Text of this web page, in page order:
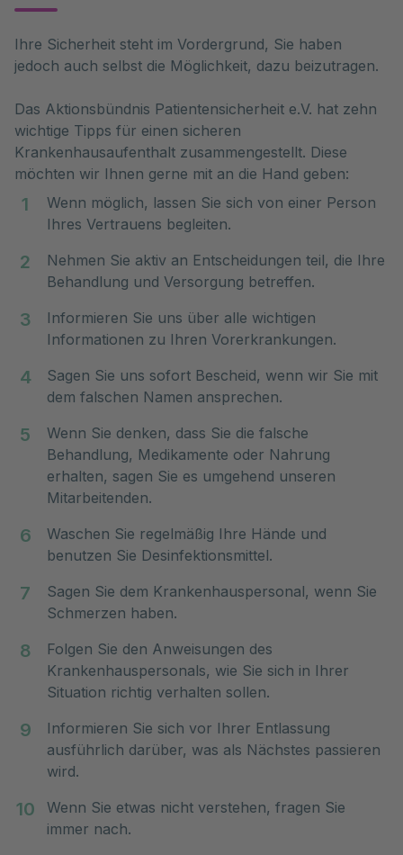
Ihre Sicherheit steht im Vordergrund, Sie haben
jedoch auch selbst die Möglichkeit, dazu beizutragen.
Das Aktionsbündnis Patientensicherheit e.V. hat zehn
wichtige Tipps für einen sicheren
Krankenhausaufenthalt zusammengestellt. Diese
möchten wir Ihnen gerne mit an die Hand geben:
Wenn möglich, lassen Sie sich von einer Person
Ihres Vertrauens begleiten.
Nehmen Sie aktiv an Entscheidungen teil, die Ihre
Behandlung und Versorgung betreffen.
Informieren Sie uns über alle wichtigen
Informationen zu Ihren Vorerkrankungen.
Sagen Sie uns sofort Bescheid, wenn wir Sie mit
dem falschen Namen ansprechen.
Wenn Sie denken, dass Sie die falsche
Behandlung, Medikamente oder Nahrung
erhalten, sagen Sie es umgehend unseren
Mitarbeitenden.
Waschen Sie regelmäßig Ihre Hände und
benutzen Sie Desinfektionsmittel.
Sagen Sie dem Krankenhauspersonal, wenn Sie
Schmerzen haben.
Folgen Sie den Anweisungen des
Krankenhauspersonals, wie Sie sich in Ihrer
Situation richtig verhalten sollen.
Informieren Sie sich vor Ihrer Entlassung
ausführlich darüber, was als Nächstes passieren
wird.
Wenn Sie etwas nicht verstehen, fragen Sie
immer nach.